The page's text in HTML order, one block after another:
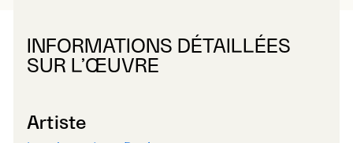
INFORMATIONS DÉTAILLÉES
SUR L’ŒUVRE
Artiste